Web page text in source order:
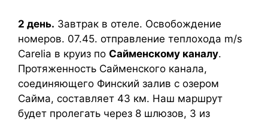
2 день. Завтрак в отеле. Освобождение
номеров. 07.45. отправление теплохода m/s
Carelia в круиз по Сайменскому каналу.
Протяженность Сайменского канала,
соединяющего Финский залив с озером
Сайма, составляет 43 км. Наш маршрут
будет пролегать через 8 шлюзов, 3 из